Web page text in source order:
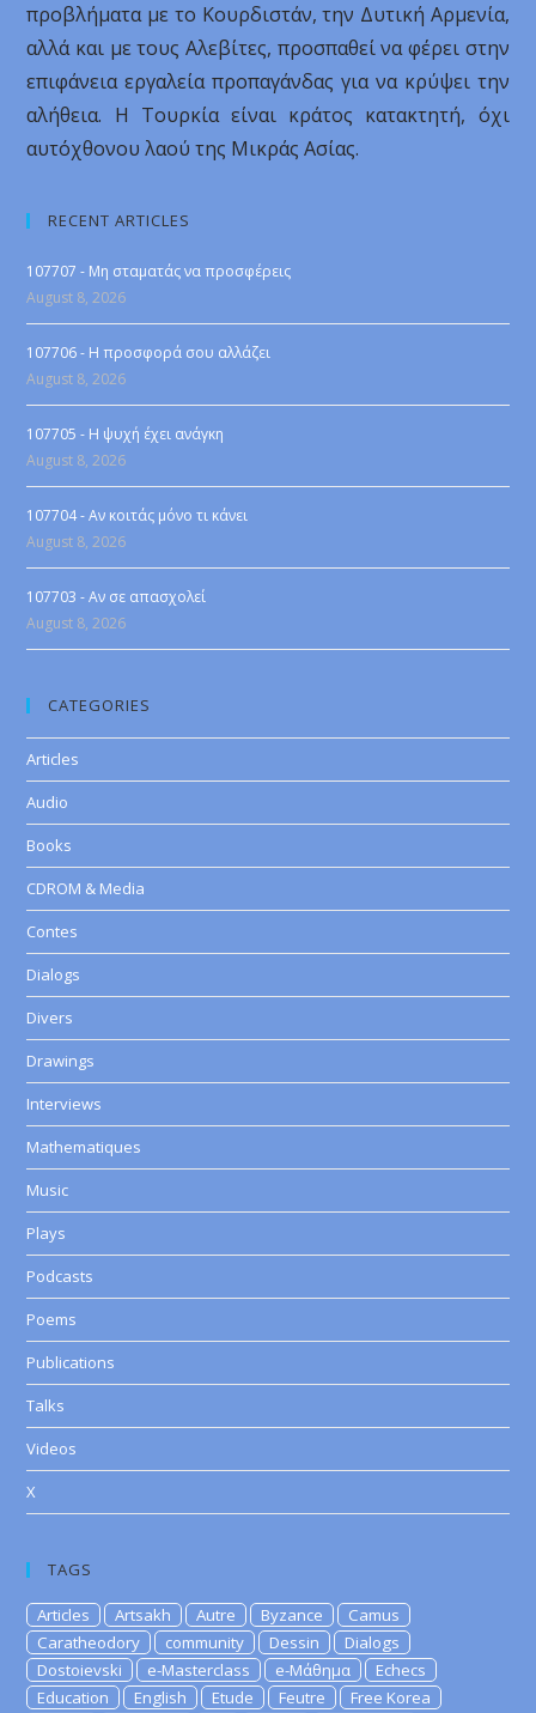
προβλήματα με το Κουρδιστάν, την Δυτική Αρμενία,
αλλά και με τους Αλεβίτες, προσπαθεί να φέρει στην
επιφάνεια εργαλεία προπαγάνδας για να κρύψει την
αλήθεια. Η Τουρκία είναι κράτος κατακτητή, όχι
αυτόχθονου λαού της Μικράς Ασίας.
RECENT ARTICLES
107707 - Μη σταματάς να προσφέρεις
August 8, 2026
107706 - Η προσφορά σου αλλάζει
August 8, 2026
107705 - Η ψυχή έχει ανάγκη
August 8, 2026
107704 - Αν κοιτάς μόνο τι κάνει
August 8, 2026
107703 - Αν σε απασχολεί
August 8, 2026
CATEGORIES
Articles
Audio
Books
CDROM & Media
Contes
Dialogs
Divers
Drawings
Interviews
Mathematiques
Music
Plays
Podcasts
Poems
Publications
Talks
Videos
X
TAGS
Articles Artsakh Autre Byzance
Camus
Caratheodory
community Dessin
Dialogs
Dostoievski
e-Masterclass e-Μάθημα
Echecs
Education
English Etude Feutre
Free Korea